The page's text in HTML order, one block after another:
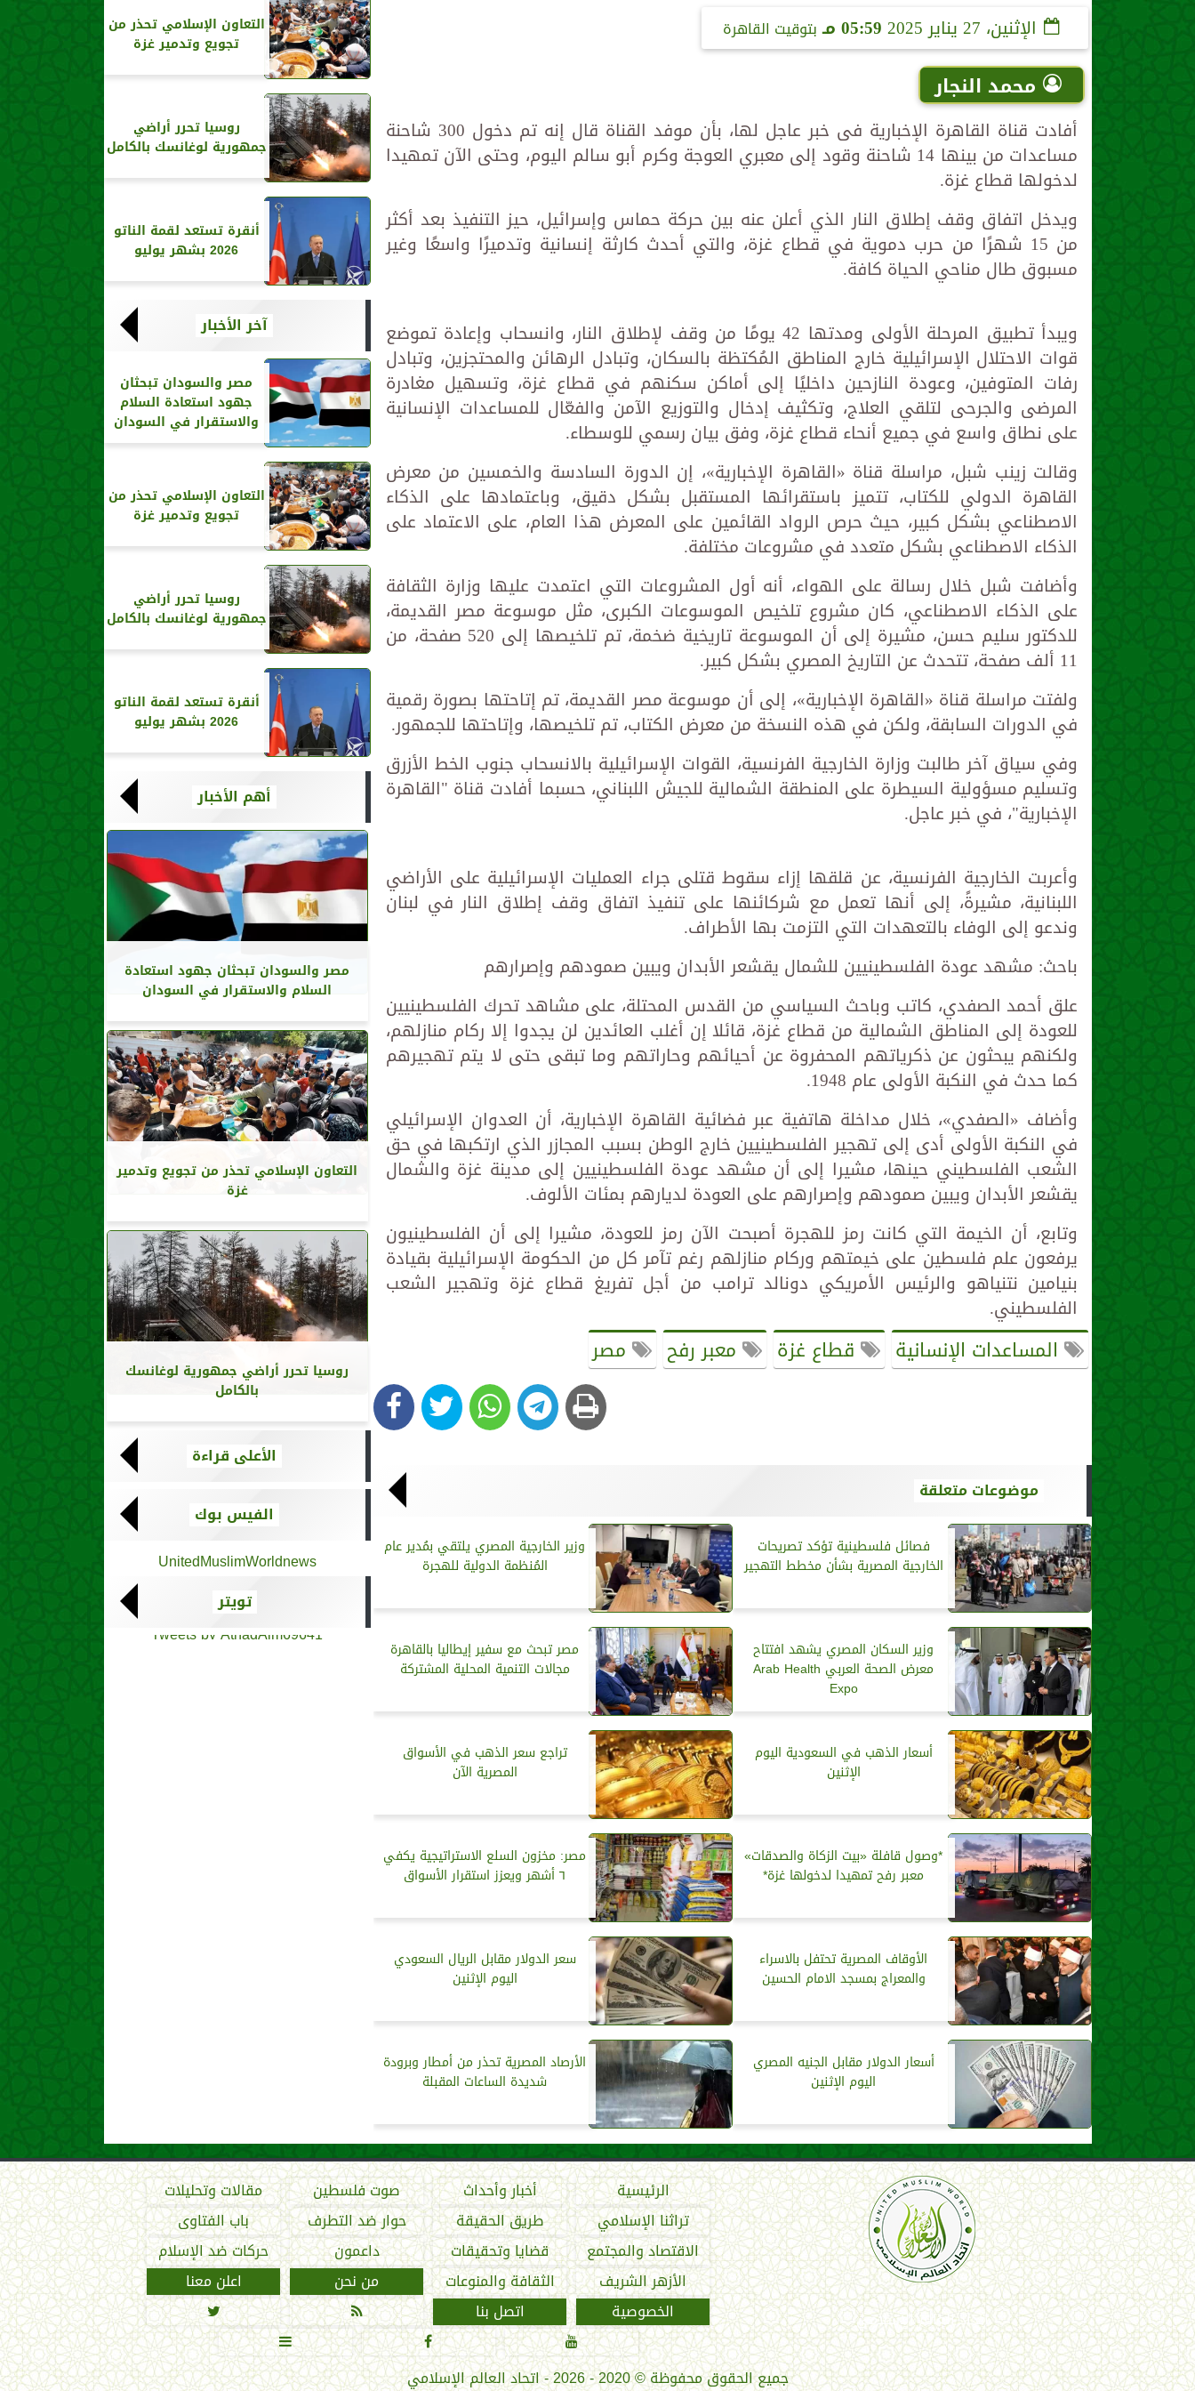
الإثنين، 27 يناير 2025 05:59 مـ بتوقيت القاهرة
محمد النجار
أفادت قناة القاهرة الإخبارية فى خبر عاجل لها، بأن موفد القناة قال إنه تم دخول 300 شاحنة
مساعدات من بينها 14 شاحنة وقود إلى معبري العوجة وكرم أبو سالم اليوم، وحتى الآن تمهيدا
لدخولها قطاع غزة.
ويدخل اتفاق وقف إطلاق النار الذي أعلن عنه بين حركة حماس وإسرائيل، حيز التنفيذ بعد أكثر
من 15 شهرًا من حرب دموية في قطاع غزة، والتي أحدث كارثة إنسانية وتدميرًا واسعًا وغير
مسبوق طال مناحي الحياة كافة.
ويبدأ تطبيق المرحلة الأولى ومدتها 42 يومًا من وقف لإطلاق النار، وانسحاب وإعادة تموضع
قوات الاحتلال الإسرائيلية خارج المناطق المُكتظة بالسكان، وتبادل الرهائن والمحتجزين، وتبادل
رفات المتوفين، وعودة النازحين داخليًا إلى أماكن سكنهم في قطاع غزة، وتسهيل مغادرة
المرضى والجرحى لتلقي العلاج، وتكثيف إدخال والتوزيع الآمن والفعّال للمساعدات الإنسانية
على نطاق واسع في جميع أنحاء قطاع غزة، وفق بيان رسمي للوسطاء.
وقالت زينب شبل، مراسلة قناة «القاهرة الإخبارية»، إن الدورة السادسة والخمسين من معرض
القاهرة الدولي للكتاب، تتميز باستقرائها المستقبل بشكل دقيق، وباعتمادها على الذكاء
الاصطناعي بشكل كبير، حيث حرص الرواد القائمين على المعرض هذا العام، على الاعتماد على
الذكاء الاصطناعي بشكل متعدد في مشروعات مختلفة.
وأضافت شبل خلال رسالة على الهواء، أنه أول المشروعات التي اعتمدت عليها وزارة الثقافة
على الذكاء الاصطناعي، كان مشروع تلخيص الموسوعات الكبرى، مثل موسوعة مصر القديمة،
للدكتور سليم حسن، مشيرة إلى أن الموسوعة تاريخية ضخمة، تم تلخيصها إلى 520 صفحة، من
11 ألف صفحة، تتحدث عن التاريخ المصري بشكل كبير.
ولفتت مراسلة قناة «القاهرة الإخبارية»، إلى أن موسوعة مصر القديمة، تم إتاحتها بصورة رقمية
في الدورات السابقة، ولكن في هذه النسخة من معرض الكتاب، تم تلخيصها، وإتاحتها للجمهور.
وفي سياق آخر طالبت وزارة الخارجية الفرنسية، القوات الإسرائيلية بالانسحاب جنوب الخط الأزرق
وتسليم مسؤولية السيطرة على المنطقة الشمالية للجيش اللبناني، حسبما أفادت قناة "القاهرة
الإخبارية"، في خبر عاجل.
وأعربت الخارجية الفرنسية، عن قلقها إزاء سقوط قتلى جراء العمليات الإسرائيلية على الأراضي
اللبنانية، مشيرةً، إلى أنها تعمل مع شركائنها على تنفيذ اتفاق وقف إطلاق النار في لبنان
وندعو إلى الوفاء بالتعهدات التي التزمت بها الأطراف.
باحث: مشهد عودة الفلسطينيين للشمال يقشعر الأبدان ويبين صمودهم وإصرارهم
علق أحمد الصفدي، كاتب وباحث السياسي من القدس المحتلة، على مشاهد تحرك الفلسطينيين
للعودة إلى المناطق الشمالية من قطاع غزة، قائلا إن أغلب العائدين لن يجدوا إلا ركام منازلهم،
ولكنهم يبحثون عن ذكرياتهم المحفروة عن أحيائهم وحاراتهم وما تبقى حتى لا يتم تهجيرهم
كما حدث في النكبة الأولى عام 1948.
وأضاف «الصفدي»، خلال مداخلة هاتفية عبر فضائية القاهرة الإخبارية، أن العدوان الإسرائيلي
في النكبة الأولى أدى إلى تهجير الفلسطينيين خارج الوطن بسبب المجازر الذي ارتكبها في حق
الشعب الفلسطيني حينها، مشيرا إلى أن مشهد عودة الفلسطينيين إلى مدينة غزة والشمال
يقشعر الأبدان ويبين صمودهم وإصرارهم على العودة لديارهم بمئات الألوف.
وتابع، أن الخيمة التي كانت رمز للهجرة أصبحت الآن رمز للعودة، مشيرا إلى أن الفلسطينيون
يرفعون علم فلسطين على خيمتهم وركام منازلهم رغم تآمر كل من الحكومة الإسرائيلية بقيادة
بنيامين نتنياهو والرئيس الأمريكي دونالد ترامب من أجل تفريغ قطاع غزة وتهجير الشعب
الفلسطيني.
المساعدات الإنسانية قطاع غزة معبر رفح مصر
موضوعات متعلقة
فصائل فلسطينية تؤكد تصريحات
الخارجية المصرية بشأن مخطط التهجير
وزير الخارجية المصري يلتقي بمُدير عام
المُنظمة الدولية للهجرة
وزير السكان المصري يشهد افتتاح
معرض الصحة العربي Arab Health
Expo
مصر تبحث مع سفير إيطاليا بالقاهرة
مجالات التنمية المحلية المشتركة
أسعار الذهب في السعودية اليوم
الإثنين
تراجع سعر الذهب في الأسواق
المصرية الآن
*وصول قافلة «بيت الزكاة والصدقات»
معبر رفح تمهيدا لدخولها غزة*
مصر: مخزون السلع الاستراتيجية يكفي
٦ أشهر ويعزز استقرار الأسواق
الأوقاف المصرية تحتفل بالاسراء
والمعراج بمسجد الامام الحسين
سعر الدولار مقابل الريال السعودي
اليوم الإثنين
أسعار الدولار مقابل الجنيه المصري
اليوم الإثنين
الأرصاد المصرية تحذر من أمطار وبرودة
شديدة الساعات المقبلة
التعاون الإسلامي تحذر من
تجويع وتدمير غزة
روسيا تحرر أراضي
جمهورية لوغانسك بالكامل
أنقرة تستعد لقمة الناتو
2026 بشهر يوليو
آخر الأخبار
مصر والسودان تبحثان
جهود استعادة السلام
والاستقرار في السودان
التعاون الإسلامي تحذر من
تجويع وتدمير غزة
روسيا تحرر أراضي
جمهورية لوغانسك بالكامل
أنقرة تستعد لقمة الناتو
2026 بشهر يوليو
أهم الأخبار
مصر والسودان تبحثان جهود استعادة
السلام والاستقرار في السودان
التعاون الإسلامي تحذر من تجويع وتدمير
غزة
روسيا تحرر أراضي جمهورية لوغانسك
بالكامل
الأعلى قراءة
الفيس بوك
UnitedMuslimWorldnews
تويتر
Tweets by AthadAlm69641
اتحاد العالم الإسلامي
الرئيسية أخبار وأحداث صوت فلسطين
مقالات وتحليلات
تراثنا الإسلامي
طريق الحقيقة حوار ضد التطرف
باب الفتاوى
الاقتصاد والمجتمع
قضايا وتحقيقات داعمون
حركات ضد الإسلام
الأزهر الشريف
الثقافة والمنوعات من نحن
اعلن معنا
الخصوصية
اتصل بنا 




جميع الحقوق محفوظة©2020 - 2026 - اتحاد العالم الإسلامي